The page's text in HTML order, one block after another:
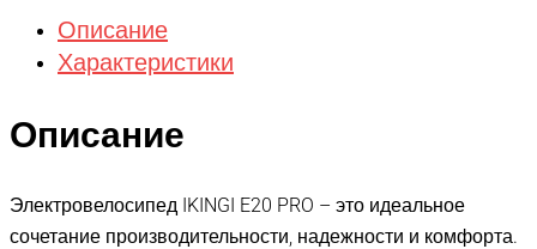
Описание
Характеристики
Описание
Электровелосипед IKINGI E20 PRO – это идеальное
сочетание производительности, надежности и комфорта.